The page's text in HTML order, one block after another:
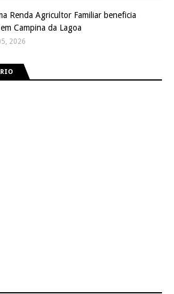
Renda Agricultor Familiar beneficia
Campina da Lagoa
2026